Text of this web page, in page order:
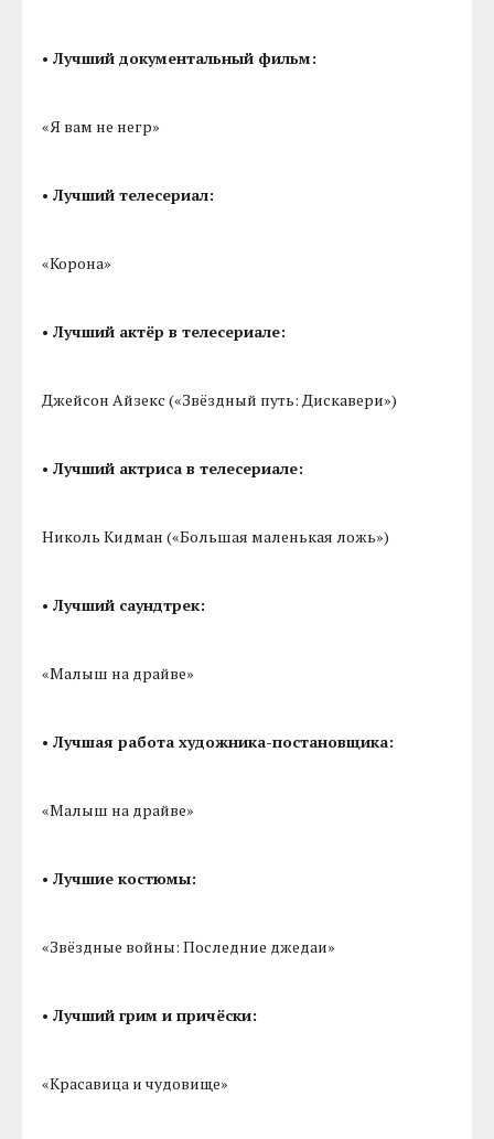
• Лучший документальный фильм:
«Я вам не негр»
• Лучший телесериал:
«Корона»
• Лучший актёр в телесериале:
Джейсон Айзекс («Звёздный путь: Дискавери»)
• Лучший актриса в телесериале:
Николь Кидман («Большая маленькая ложь»)
• Лучший саундтрек:
«Малыш на драйве»
• Лучшая работа художника-постановщика:
«Малыш на драйве»
• Лучшие костюмы:
«Звёздные войны: Последние джедаи»
• Лучший грим и причёски:
«Красавица и чудовище»